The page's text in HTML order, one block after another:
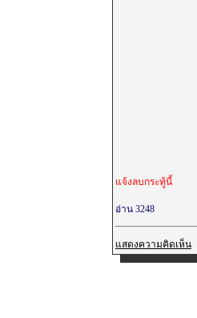
แจ้งลบกระทู้นี้
อ่าน 3248
แสดงความคิดเห็น